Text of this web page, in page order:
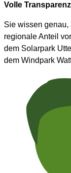
Volle Transparenz
Sie wissen
regionale Anteil
dem Solarpark
dem Windpark